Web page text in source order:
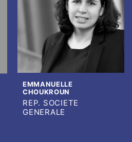
EMMANUELLE
CHOUKROUN
REP. SOCIETE
GENERALE